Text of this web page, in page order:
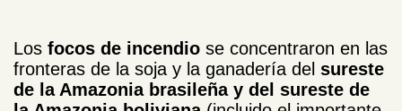
Los focos de incendio se concentraron en las
fronteras de la soja y la ganadería del sureste
de la Amazonia brasileña y del sureste de